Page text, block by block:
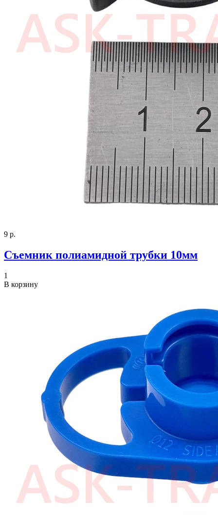
9 р.
Съемник полиамидной трубки 10мм
1
В корзину